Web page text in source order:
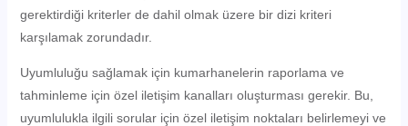
gerektirdiği kriterler de dahil olmak üzere bir dizi kriteri
karşılamak zorundadır.
Uyumluluğu sağlamak için kumarhanelerin raporlama ve
tahminleme için özel iletişim kanalları oluşturması gerekir. Bu,
uyumlulukla ilgili sorular için özel iletişim noktaları belirlemeyi ve